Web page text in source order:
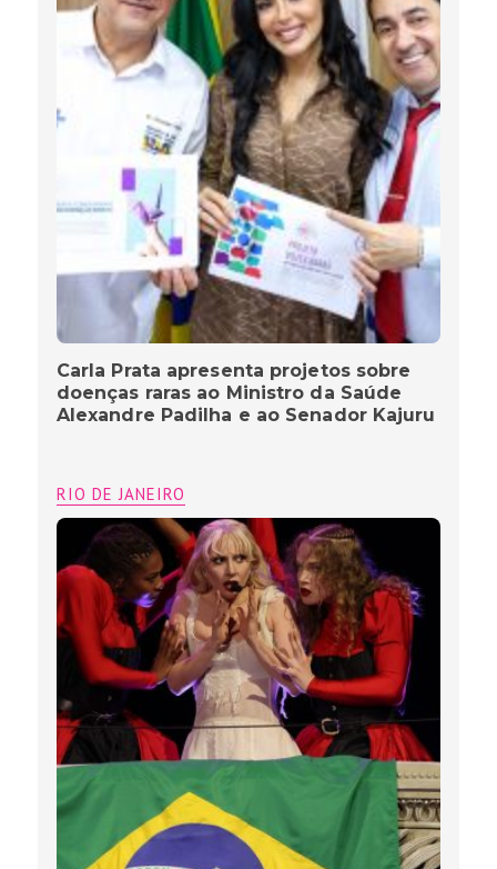
Carla Prata apresenta projetos sobre
doenças raras ao Ministro da Saúde
Alexandre Padilha e ao Senador Kajuru
RIO DE JANEIRO